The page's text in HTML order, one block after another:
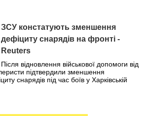
ЗСУ констатують зменшення
дефіциту снарядів на фронті -
Reuters
Після відновлення військової допомоги від
підтвердили зменшення
снарядів під час боїв у Харківській